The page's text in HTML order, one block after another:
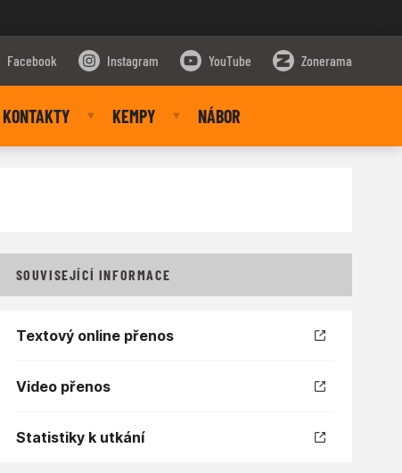
Facebook Instagram YouTube Zonerama
KONTAKTY KEMPY NÁBOR
SOUVISEJÍCÍ INFORMACE
Textový online přenos
Video přenos
Statistiky k utkání